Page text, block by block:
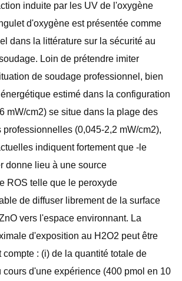
induite par les UV de l'oxygène
d'oxygène est présentée comme
dans la littérature sur la sécurité au
Loin de prétendre imiter
de soudage professionnel, bien
estimé dans la configuration
mW/cm2) se situe dans la plage des
(0,045-2,2 mW/cm2),
indiquent fortement que -le
donne lieu à une source
ROS telle que le peroxyde
de diffuser librement de la surface
vers l'espace environnant. La
d'exposition au H2O2 peut être
compte : (i) de la quantité totale de
cours d'une expérience (400 pmol en 10